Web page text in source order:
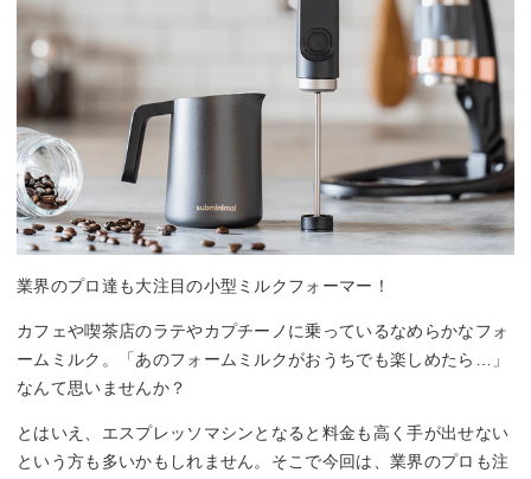
業界のプロ達も大注目の小型ミルクフォーマー！
カフェや喫茶店のラテやカプチーノに乗っているなめらかなフォ
ームミルク。「あのフォームミルクがおうちでも楽しめたら…」
なんて思いませんか？
とはいえ、エスプレッソマシンとなると料金も高く手が出せない
という方も多いかもしれません。そこで今回は、業界のプロも注